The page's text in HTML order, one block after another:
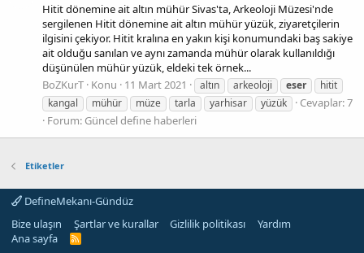
Hitit dönemine ait altın mühür Sivas'ta, Arkeoloji Müzesi'nde
sergilenen Hitit dönemine ait altın mühür yüzük, ziyaretçilerin
ilgisini çekiyor. Hitit kralına en yakın kişi konumundaki baş sakiye
ait olduğu sanılan ve aynı zamanda mühür olarak kullanıldığı
düşünülen mühür yüzük, eldeki tek örnek...
BoZKurT Konu 11 Mart 2021 altın arkeoloji eser
hitit
kangal
mühür müze tarla yarhisar yüzük
Cevaplar: 7
Forum: Güncel define haberleri
Etiketler
DefineMekanı-Gündüz
Bize ulaşın
Şartlar ve kurallar Gizlilik politikası
Yardım
Ana sayfa
R